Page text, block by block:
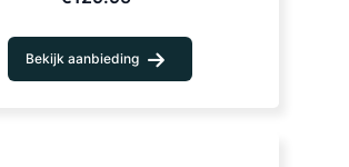
Bekijk aanbieding